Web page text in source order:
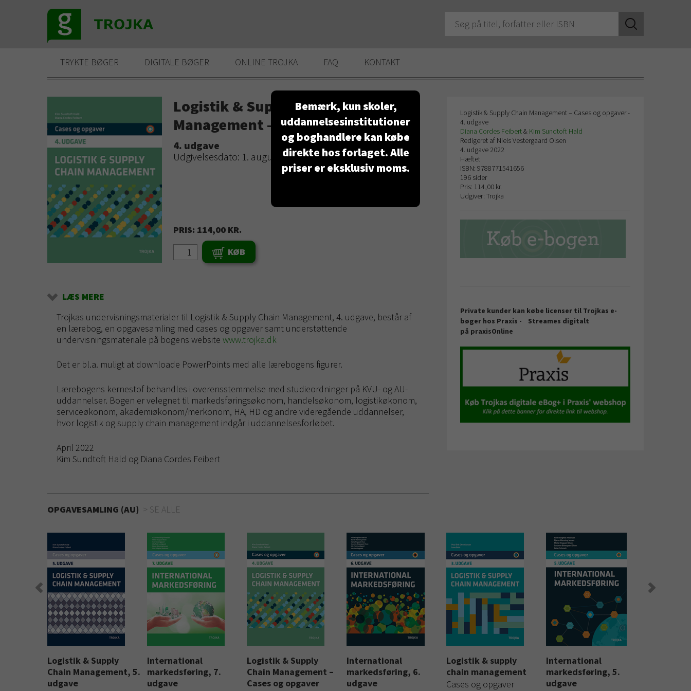
TRYKTE BØGER DIGITALE BØGER ONLINE TROJKA FAQ KONTAKT
Logistik & Supply Chain
Management – Cases og opgaver
4. udgave
Udgivelsesdato: 1. august 2022
PRIS: 114,00 KR.
KØB
LÆS MERE
Trojkas undervisningsmaterialer til Logistik & Supply Chain Management, 4. udgave, består af
en lærebog, en opgavesamling med cases og opgaver samt understøttende
undervisningsmateriale på bogens website www.trojka.dk
Det er bl.a. muligt at downloade PowerPoints med alle lærebogens figurer.
Lærebogens kernestof behandles i overensstemmelse med studieordninger på KVU- og AU-
uddannelser. Bogen er velegnet til markedsføringsøkonom, handelsøkonom, logistikøkonom,
serviceøkonom, akademiøkonom/merkonom, HA, HD og andre videregående uddannelser,
hvor logistik og supply chain management indgår i uddannelsesforløbet.
April 2022
Kim Sundtoft Hald og Diana Cordes Feibert
Logistik & Supply Chain Management – Cases og opgaver -
4. udgave
Diana Cordes Feibert& Kim Sundtoft Hald
Redigeret af Niels Vestergaard Olsen
4. udgave 2022
Hæftet
ISBN: 9788771541656
196 sider
Pris: 114,00 kr.
Udgiver: Trojka
Private kunder kan købe licenser til Trojkas e-
bøger hos Praxis -
Streames digitalt
på praxisOnline
OPGAVESAMLING (AU) SE ALLE
Logistik & Supply
Chain Management, 5.
udgave
International
markedsføring, 7.
udgave
Logistik & Supply
Chain Management –
Cases og opgaver
International
markedsføring, 6.
udgave
Logistik & supply
chain management
Cases og opgaver
International
markedsføring, 5.
udgave
Bemærk, kun skoler,
uddannelsesinstitutioner
og boghandlere kan købe
direkte hos forlaget. Alle
priser er eksklusiv moms.